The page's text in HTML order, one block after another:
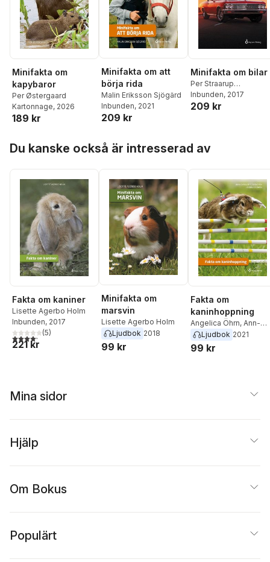
Minifakta om
kapybaror
Per Østergaard
Kartonnage, 2026
189 kr
Minifakta om att
börja rida
Malin Eriksson Sjögärd
Inbunden, 2021
209 kr
Minifakta om bilar
Per Straarup
Søndergaard
Inbunden, 2017
209 kr
Du kanske också är intresserad av
Fakta om kaniner
Lisette Agerbo Holm
Inbunden, 2017
4,2utav 5 stjärnor. Totalt antal röster:
(5)
221 kr
Minifakta om
marsvin
Lisette Agerbo Holm
Ljudbok 2018
99 kr
Fakta om
kaninhoppning
Angelica Öhrn, Ann-
Charlotte Ekensten
Ljudbok 2021
99 kr
Mina sidor
Hjälp
Om Bokus
Populärt